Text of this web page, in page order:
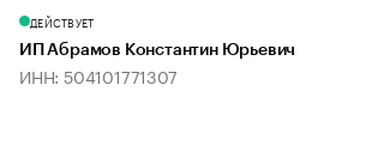
ДЕЙСТВУЕТ
ИП Абрамов Константин Юрьевич
ИНН: 504101771307